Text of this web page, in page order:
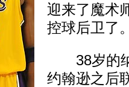
迎来了魔术
控球后卫了
38岁的纳
约翰逊之后